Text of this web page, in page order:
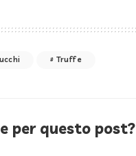
Truffe
per questo post?